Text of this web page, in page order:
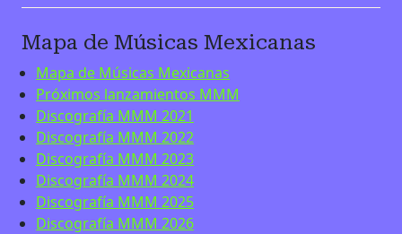
Mapa de Músicas Mexicanas
Mapa de Músicas Mexicanas
Próximos lanzamientos MMM
Discografía MMM 2021
Discografía MMM 2022
Discografía MMM 2023
Discografía MMM 2024
Discografía MMM 2025
Discografía MMM 2026